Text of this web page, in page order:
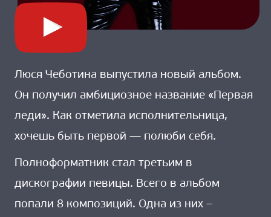
Люся Чеботина выпустила новый альбом.
Он получил амбициозное название «Первая
леди». Как отметила исполнительница,
хочешь быть первой — полюби себя.
Полноформатник стал третьим в
дискографии певицы. Всего в альбом
попали 8 композиций. Одна из них –